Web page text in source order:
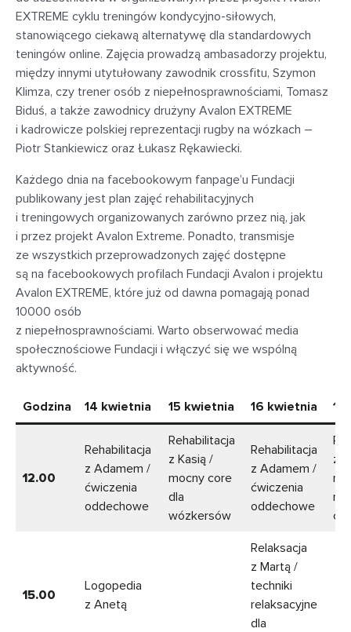
EXTREME cyklu treningów kondycyjno-siłowych,
stanowiącego ciekawą alternatywę dla standardowych
teningów online. Zajęcia prowadzą ambasadorzy projektu,
między innymi utytułowany zawodnik crossfitu, Szymon
Klimza, czy trener osób z niepełnosprawnościami, Tomasz
Biduś, a także zawodnicy drużyny Avalon EXTREME
i kadrowicze polskiej reprezentacji rugby na wózkach –
Piotr Stankiewicz oraz Łukasz Rękawiecki.
Każdego dnia na facebookowym fanpage’u Fundacji
publikowany jest plan zajęć rehabilitacyjnych
i treningowych organizowanych zarówno przez nią, jak
i przez projekt Avalon Extreme. Ponadto, transmisje
ze wszystkich przeprowadzonych zajęć dostępne
są na facebookowych profilach Fundacji Avalon i projektu
Avalon EXTREME, które już od dawna pomagają ponad
10000 osób
z niepełnosprawnościami. Warto obserwować media
społecznościowe Fundacji i włączyć się we wspólną
aktywność.
Godzina 14 kwietnia 15 kwietnia 16 kwietnia 17
12.00
Rehabilitacja
z Adamem /
ćwiczenia
oddechowe
Rehabilitacja
z Kasią /
mocny core
dla
wózkersów
Rehabilitacja
z Adamem /
ćwiczenia
oddechowe
z
15.00
Logopedia
z Anetą
Relaksacja
z Martą /
techniki
relaksacyjne
dla